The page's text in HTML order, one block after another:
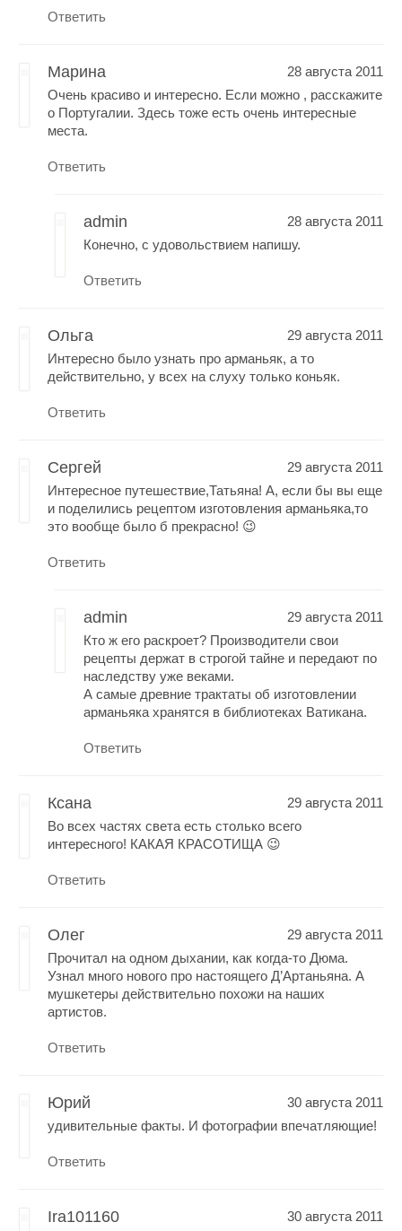
Ответить
Марина
28 августа 2011
Очень красиво и интересно. Если можно , расскажите
о Португалии. Здесь тоже есть очень интересные
места.
Ответить
admin
28 августа 2011
Конечно, с удовольствием напишу.
Ответить
Ольга
29 августа 2011
Интересно было узнать про арманьяк, а то
действительно, у всех на слуху только коньяк.
Ответить
Сергей
29 августа 2011
Интересное путешествие,Татьяна! А, если бы вы еще
и поделились рецептом изготовления арманьяка,то
это вообще было б прекрасно! 😉
Ответить
admin
29 августа 2011
Кто ж его раскроет? Производители свои
рецепты держат в строгой тайне и передают по
наследству уже веками.
А самые древние трактаты об изготовлении
арманьяка хранятся в библиотеках Ватикана.
Ответить
Ксана
29 августа 2011
Во всех частях света есть столько всего
интересного! КАКАЯ КРАСОТИЩА 😉
Ответить
Олег
29 августа 2011
Прочитал на одном дыхании, как когда-то Дюма.
Узнал много нового про настоящего Д’Артаньяна. А
мушкетеры действительно похожи на наших
артистов.
Ответить
Юрий
30 августа 2011
удивительные факты. И фотографии впечатляющие!
Ответить
Ira101160
30 августа 2011